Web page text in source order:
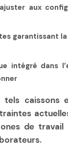
aux
garantissant
intégré dans
caissons
de